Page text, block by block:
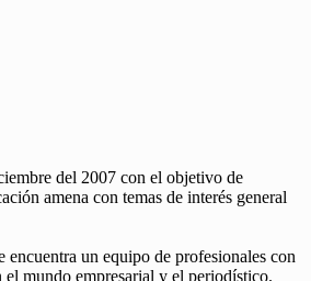
del 2007 con el objetivo de
amena con temas de interés general
un equipo de profesionales con
el mundo empresarial y el periodístico.